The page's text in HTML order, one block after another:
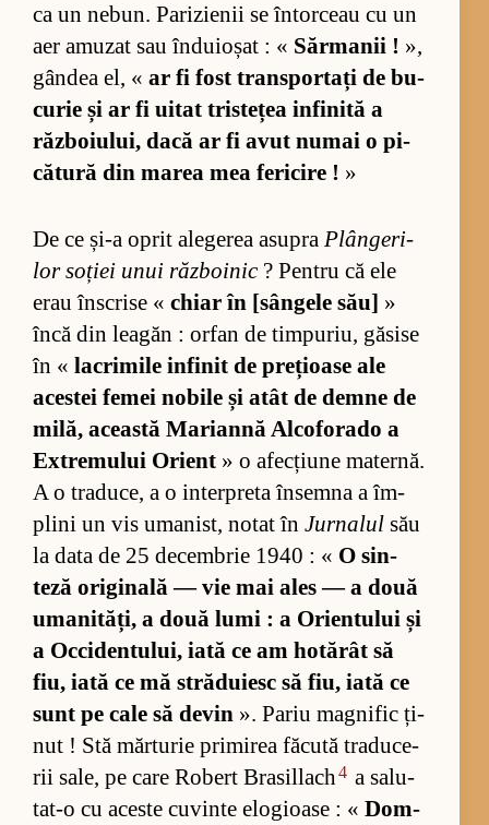
ca un ne­bun. Pa­ri­zie­nii se în­torceau cu un
aer amu­zat sau în­dui­o­șat : « Săr­ma­nii ! »,
gân­dea el, « ar fi fost trans­por­tați de bu­
cu­rie și ar fi ui­tat tris­te­țea in­fi­nită a
răz­bo­i­u­lui, dacă ar fi avut nu­mai o pi­
că­tură din ma­rea mea fe­ri­cire ! »
De ce și-a oprit ale­ge­rea asu­pra Plân­ge­ri­
lor so­ției unui răz­bo­i­nic ? Pen­tru că ele
erau în­scrise « chiar în [sân­gele său] »
încă din lea­găn : or­fan de tim­pu­riu, gă­sise
în « la­cri­mile in­fi­nit de pre­ți­oase ale
aces­tei fe­mei no­bile și atât de demne de
mi­lă, această Ma­ri­annă Al­co­fo­rado a
Ex­tre­mu­lui Orient » o afec­țiune ma­ter­nă.
A o tra­du­ce, a o in­ter­preta în­semna a îm­
plini un vis uma­nist, no­tat în Jurnalul său
la data de 25 de­cem­brie 1940 : « O sin­
teză ori­gi­nală — vie mai ales — a două
uma­ni­tă­ți, a două lumi : a Orien­tu­lui și
a Oc­ci­den­tu­lui, iată ce am ho­tă­rât să
fiu, iată ce mă stră­du­iesc să fiu, iată ce
sunt pe cale să de­vin ». Pa­riu mag­ni­fic ți­
nut ! Stă măr­tu­rie pri­mi­rea fă­cută tra­du­ce­
rii sa­le, pe care Ro­bert Bra­sil­lach4 a sa­lu­
ta­t-o cu aceste cu­vinte elo­gi­oase : « Dom­